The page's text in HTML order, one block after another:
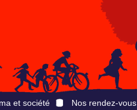
et société Nos rendez-vous